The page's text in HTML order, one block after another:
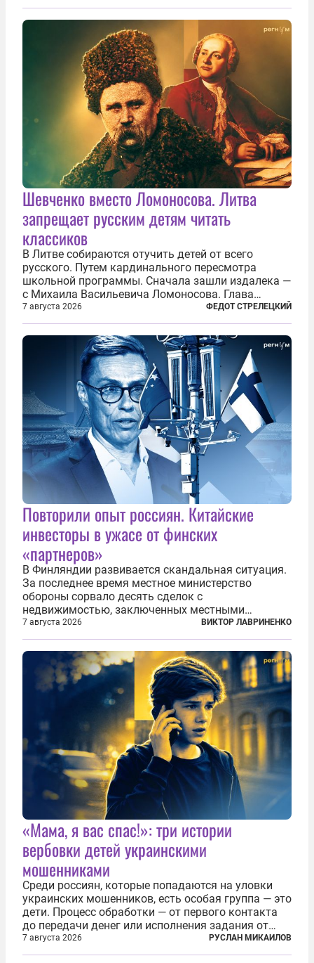
Шевченко вместо Ломоносова. Литва
запрещает русским детям читать
классиков
В Литве собираются отучить детей от всего
русского. Путем кардинального пересмотра
школьной программы. Сначала зашли издалека —
с Михаила Васильевича Ломоносова. Глава
правительства Литвы Миндаугас Синкявичюс
предложил исключить его тексты из программ
общего образования. Мотивировал он это тем,
7 августа 2026 ФЕДОТ СТРЕЛЕЦКИЙ
Повторили опыт россиян. Китайские
инвесторы в ужасе от финских
«партнеров»
В Финляндии развивается скандальная ситуация.
За последнее время местное министерство
обороны сорвало десять сделок с
недвижимостью, заключенных местными
фирмами с китайским капиталом. Чиновники
заявили, что они могли заключаться с целью
создания в Финляндии шпионской сети, чтобы
следить за...
7 августа 2026 ВИКТОР ЛАВРИНЕНКО
«Мама, я вас спас!»: три истории
вербовки детей украинскими
мошенниками
Среди россиян, которые попадаются на уловки
украинских мошенников, есть особая группа — это
дети. Процесс обработки — от первого контакта
до передачи денег или исполнения задания от
кураторов может занять от двух часов до
нескольких месяцев. Детей превращают в
7 августа 2026 РУСЛАН МИКАИЛОВ